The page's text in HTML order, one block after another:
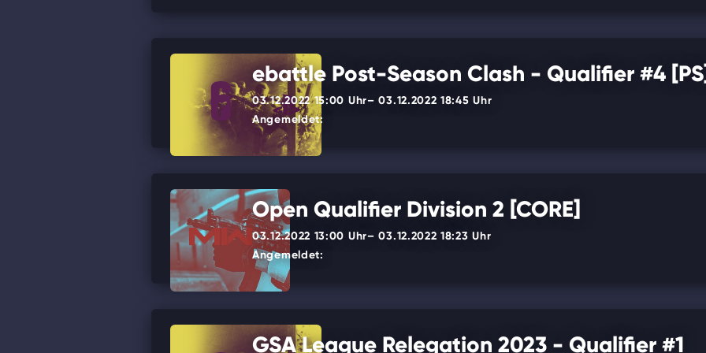
ebattle Post-Season Clash - Qualifier #4
03.12.2022 15:00 Uhr– 03.12.2022 18:45 Uhr
Angemeldet:
Open Qualifier Division 2 [CORE]
03.12.2022 13:00 Uhr– 03.12.2022 18:23 Uhr
Angemeldet:
GSA League Relegation 2023 - Qualifier #1